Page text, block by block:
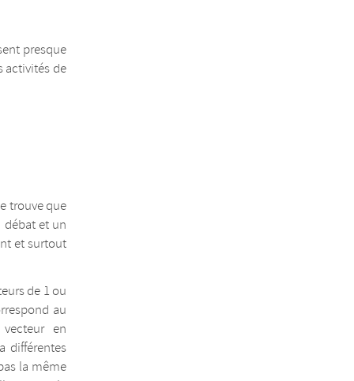
presque
activités de
trouve que
débat et un
et surtout
de 1 ou
au
en
différentes
la même